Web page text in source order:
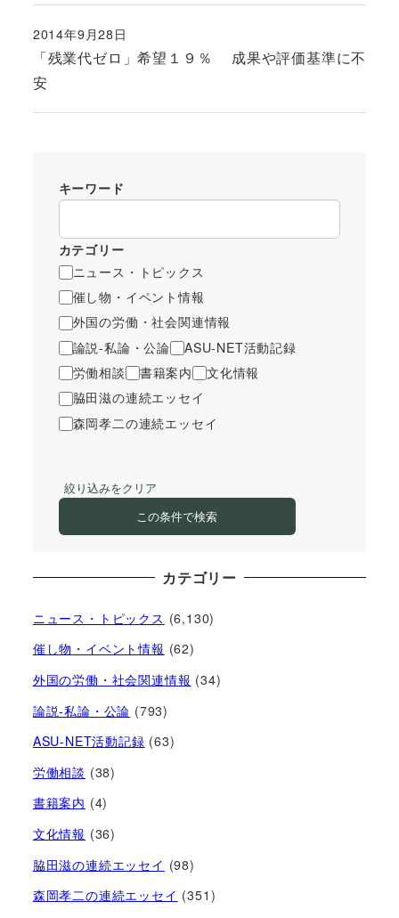
「残業代ゼロ」希望１９％ 成果や評価基準に不
安
投稿日
2014年9月28日
キーワード
カテゴリー
ニュース・トピックス
催し物・イベント情報
外国の労働・社会関連情報
論説-私論・公論
ASU-NET活動記録
労働相談
書籍案内
文化情報
脇田滋の連続エッセイ
森岡孝二の連続エッセイ
絞り込みをクリア
この条件で検索
カテゴリー
ニュース・トピックス (6,130)
催し物・イベント情報 (62)
外国の労働・社会関連情報 (34)
論説-私論・公論 (793)
ASU-NET活動記録 (63)
労働相談 (38)
書籍案内 (4)
文化情報 (36)
脇田滋の連続エッセイ (98)
森岡孝二の連続エッセイ (351)